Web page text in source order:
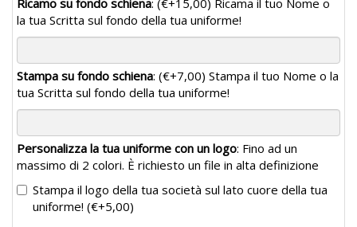
Ricamo su fondo schiena: (€+15,00) Ricama il tuo Nome o
la tua Scritta sul fondo della tua uniforme!
Stampa su fondo schiena: (€+7,00) Stampa il tuo Nome o la
tua Scritta sul fondo della tua uniforme!
Personalizza la tua uniforme con un logo: Fino ad un
massimo di 2 colori. È richiesto un file in alta definizione
Stampa il logo della tua società sul lato cuore della tua
uniforme! (€+5,00)